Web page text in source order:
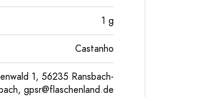
1 g
Castanho
1, 56235 Ransbach-
gpsr@flaschenland.de